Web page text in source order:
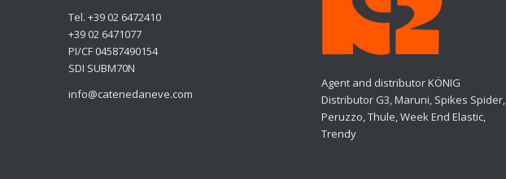
Tel. +39 02 6472410
+39 02 6471077
PI/CF 04587490154
SDI SUBM70N
info@catenedaneve.com
Agent and distributor KÖNIG
Distributor G3, Maruni, Spikes Spider,
Peruzzo, Thule, Week End Elastic,
Trendy